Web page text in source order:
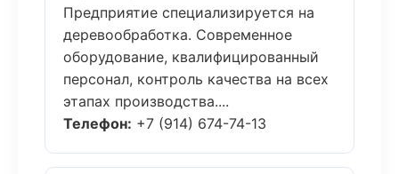
Предприятие специализируется на
деревообработка. Современное
оборудование, квалифицированный
персонал, контроль качества на всех
этапах производства....
Телефон: +7 (914) 674-74-13